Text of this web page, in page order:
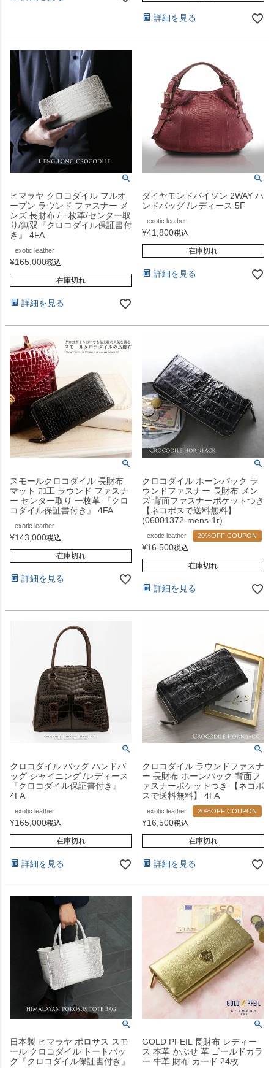
詳細を見る
ヒマラヤ クロコダイル フルオ
ープン ラウンド ファスナー メ
ンズ 長財布 /一枚革/センター取
り/無双『クロコダイル保証書付
き』 4FA
exotic leather
¥165,000税込
在庫切れ
詳細を見る
ダイヤモンドパイソン 2WAY ハ
ンドバッグ /レディース 5F
exotic leather
¥41,800税込
在庫切れ
詳細を見る
スモールクロコダイル 長財布
マット 加工 ラウンド ファスナ
ー センター取り 一枚革 『クロ
コダイル保証書付き』 4FA
exotic leather
¥143,000税込
在庫切れ
詳細を見る
クロコダイル ホーンバック ラ
ウンドファスナー 長財布 メン
ズ 背面ファスナーポケットつき
【ネコポスで送料無料】
(06001372-mens-1r)
exotic leather 20%OFF COUPON
¥16,500税込
在庫切れ
詳細を見る
クロコダイル バッグ ハンドバ
ッグ シャイニング /レディース
『クロコダイル保証書付き』
4FA
exotic leather
¥165,000税込
在庫切れ
詳細を見る
クロコダイル ラウンドファスナ
ー 長財布 ホーンバック 背面フ
ァスナーポケットつき 【ネコポ
スで送料無料】 4FA
exotic leather 20%OFF COUPON
¥16,500税込
在庫切れ
詳細を見る
日本製 ヒマラヤ ポロサス スモ
ール クロコダイル トートバッ
グ『クロコダイル保証書付き』
GOLD PFEIL 長財布 レディー
ス 本革 かぶせ 革 ゴールドカラ
ー 牛革 財布 カード 24枚